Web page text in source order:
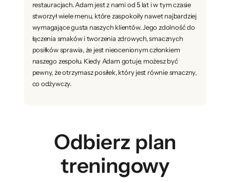
restauracjach. Adam jest z nami od 5 lat i w tym czasie
stworzył wiele menu, które zaspokoiły nawet najbardziej
wymagające gusta naszych klientów. Jego zdolność do
łączenia smaków i tworzenia zdrowych, smacznych
posiłków sprawia, że jest nieocenionym członkiem
naszego zespołu. Kiedy Adam gotuje, możesz być
pewny, że otrzymasz posiłek, który jest równie smaczny,
co odżywczy.
Odbierz plan
treningowy